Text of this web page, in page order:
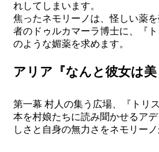
れしてしまいます。
焦ったネモリーノは、怪しい薬
者のドゥルカマーラ博士に、『ト
のような媚薬を求めます。
アリア『なんと彼女は美
第一幕 村人の集う広場、『トリ
本を村娘たちに読み聞かせるア
しさと自身の無力さをネモリーノ